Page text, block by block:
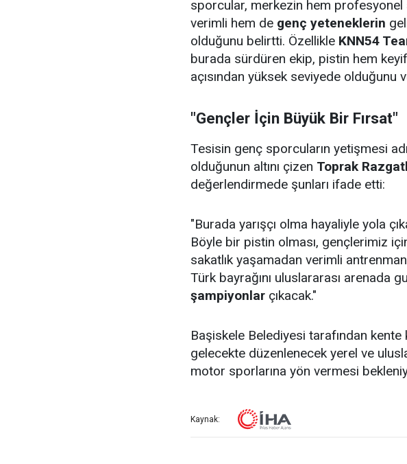
sporcular, merkezin hem
verimli hem de genç yeteneklerin
olduğunu belirtti. Özellikle KNN54
burada sürdüren ekip, pistin hem
açısından yüksek seviyede olduğunu
"Gençler İçin Büyük Bir Fırsat"
Tesisin genç sporcuların yetişmesi
olduğunun altını çizen Toprak
değerlendirmede şunları ifade etti:
"Burada yarışçı olma hayaliyle yola
Böyle bir pistin olması, gençlerimiz
sakatlık yaşamadan verimli
Türk bayrağını uluslararası arenada
şampiyonlar çıkacak."
Başiskele Belediyesi tarafından kente
gelecekte düzenlenecek yerel ve
motor sporlarına yön vermesi
Kaynak: